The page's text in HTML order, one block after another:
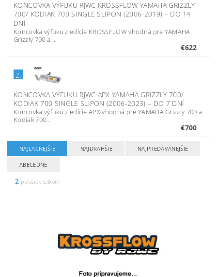
KONCOVKA VÝFUKU RJWC KROSSFLOW YAMAHA GRIZZLY
700/ KODIAK 700 SINGLE SLIPON (2006-2019) – DO 14
DNÍ
Koncovka výfuku z edície KROSSFLOW vhodná pre YAMAHA
Grizzly 700 a...
€622
2.
KONCOVKA VÝFUKU RJWC APX YAMAHA GRIZZLY 700/
KODIAK 700 SINGLE SLIPON (2006-2023) – DO 7 DNÍ
Koncovka výfuku z edície APX vhodná pre YAMAHA Grizzly 700 a
Kodiak 700...
€700
NAJLACNEJŠIE NAJDRAHŠIE NAJPREDÁVANEJŠIE
ABECEDNE
2 položiek celkom